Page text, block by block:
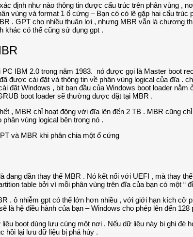
định như nào thông tin được cấu trúc trên phân vùng ,
vùng và format 1 ổ cứng – Bạn có có lẽ gặp hai cấu
. GPT cho nhiều thuận lợi , nhưng MBR vẫn là
khác có thể cũng sử dụng gpt .
IBM 2.0 trong năm 1983. nó được gọi là Master boot
được cài đặt và thông tin về phân vùng logical của đĩa
đặt Windows , bit ban đầu của Windows boot loader
boot loader sẽ thường được đặt tại MBR .
, MBR chỉ hoạt động với đĩa lên đến 2 TB . MBR cũng
phân vùng logical bên trong nó .
đang dần thay thế MBR . Nó kết nối với UEFI , mà thay
table bởi vì mỗi phân vùng trên đĩa của bạn có một “
. ô nhiễm gpt có thể lớn hơn nhiều , với giới hạn kích cỡ
là hệ điều hành của bạn – Windows cho phép lên đến
boot dùng lưu cùng một nơi . Nếu dữ liệu này bị ghi đè
hồi lại lưu dữ liệu bị phá hủy .